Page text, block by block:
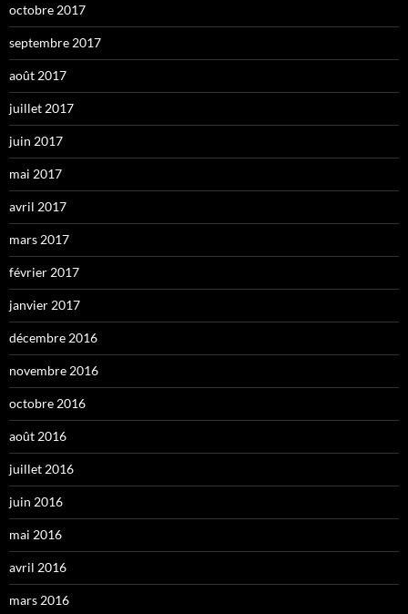
octobre 2017
septembre 2017
août 2017
juillet 2017
juin 2017
mai 2017
avril 2017
mars 2017
février 2017
janvier 2017
décembre 2016
novembre 2016
octobre 2016
août 2016
juillet 2016
juin 2016
mai 2016
avril 2016
mars 2016